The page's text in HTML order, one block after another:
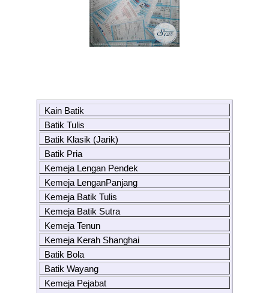
Kain Batik
Batik Tulis
Batik Klasik (Jarik)
Batik Pria
Kemeja Lengan Pendek
Kemeja LenganPanjang
Kemeja Batik Tulis
Kemeja Batik Sutra
Kemeja Tenun
Kemeja Kerah Shanghai
Batik Bola
Batik Wayang
Kemeja Pejabat